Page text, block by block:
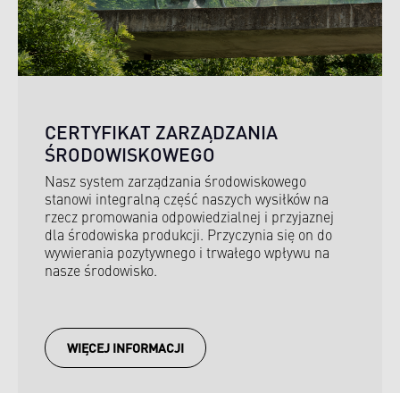
CERTYFIKAT ZARZĄDZANIA
ŚRODOWISKOWEGO
Nasz system zarządzania środowiskowego
stanowi integralną część naszych wysiłków na
rzecz promowania odpowiedzialnej i przyjaznej
dla środowiska produkcji. Przyczynia się on do
wywierania pozytywnego i trwałego wpływu na
nasze środowisko.
WIĘCEJ INFORMACJI